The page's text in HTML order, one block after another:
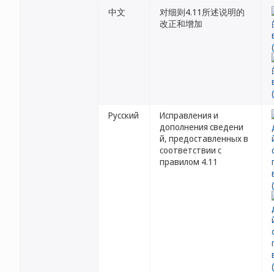
中文
对细则4.11所述说明的
改正和增加
Русский
Исправления и
дополнения сведени
й, предоставленных в
соответствии с
правилом 4.11